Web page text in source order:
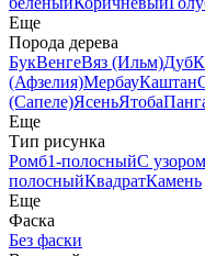
Еще
Порода дерева
БукВенгеВяз (Ильм)Дуб
(Афзелия)МербауКаштан
(Сапеле)ЯсеньЯтоба
Еще
Тип рисунка
Ромб1-полосныйС узором
полосныйКвадратКамень
Еще
Фаска
Без фаски